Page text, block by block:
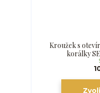
Kroužek s
korálky